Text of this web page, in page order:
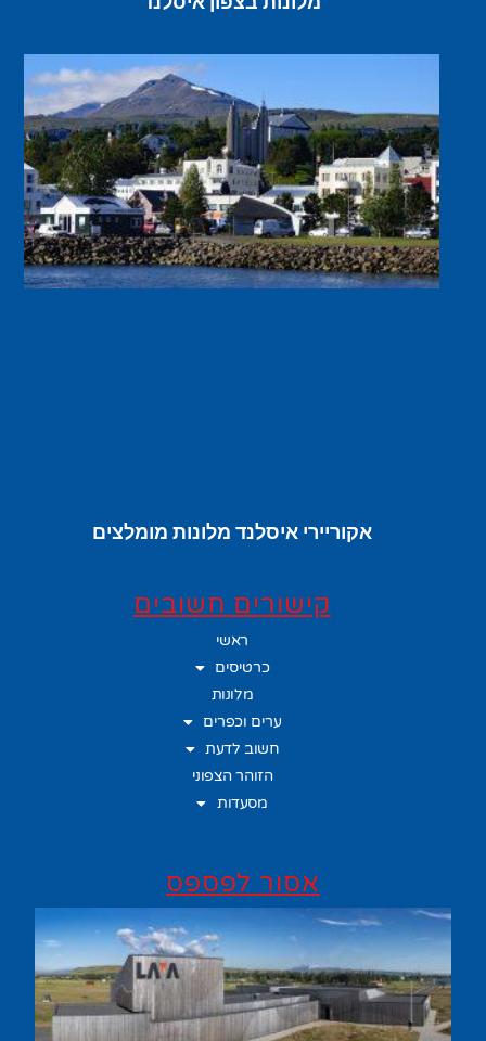
אקוריירי איסלנד מלונות מומלצים
קישורים חשובים
ראשי
כרטיסים
מלונות
ערים וכפרים
חשוב לדעת
הזוהר הצפוני
מסעדות
אסור לפספס